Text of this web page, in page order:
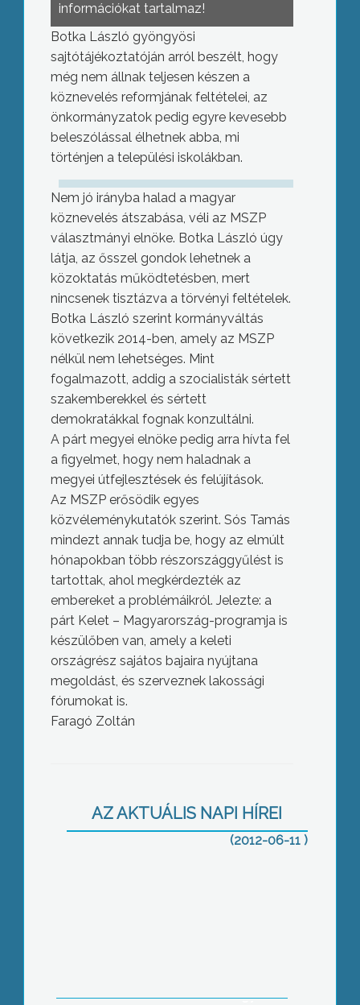
információkat tartalmaz!
Botka László gyöngyösi
sajtótájékoztatóján arról beszélt, hogy
még nem állnak teljesen készen a
köznevelés reformjának feltételei, az
önkormányzatok pedig egyre kevesebb
beleszólással élhetnek abba, mi
történjen a települési iskolákban.
Nem jó irányba halad a magyar
köznevelés átszabása, véli az MSZP
választmányi elnöke. Botka László úgy
látja, az ősszel gondok lehetnek a
közoktatás működtetésben, mert
nincsenek tisztázva a törvényi feltételek.
Botka László szerint kormányváltás
következik 2014-ben, amely az MSZP
nélkül nem lehetséges. Mint
fogalmazott, addig a szocialisták sértett
szakemberekkel és sértett
demokratákkal fognak konzultálni.
A párt megyei elnöke pedig arra hívta fel
a figyelmet, hogy nem haladnak a
megyei útfejlesztések és felújítások.
Az MSZP erősödik egyes
közvéleménykutatók szerint. Sós Tamás
mindezt annak tudja be, hogy az elmúlt
hónapokban több részországgyűlést is
tartottak, ahol megkérdezték az
embereket a problémáikról. Jelezte: a
párt Kelet – Magyarország-programja is
készülőben van, amely a keleti
országrész sajátos bajaira nyújtana
megoldást, és szerveznek lakossági
fórumokat is.
Faragó Zoltán
AZ AKTUÁLIS NAPI HÍREI
(2012-06-11 )
eddig tisztázatlan körülmények között
hosszútávon fenntartható legyen